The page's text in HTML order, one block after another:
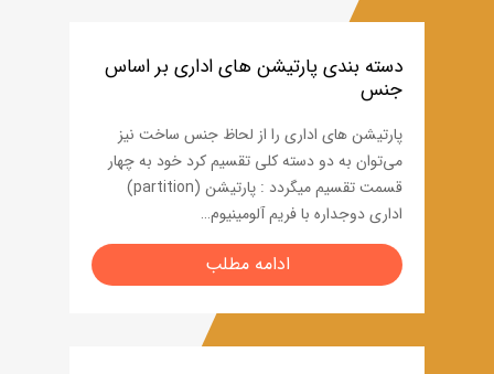
دسته بندی پارتیشن های اداری بر اساس
جنس
پارتیشن های اداری را از لحاظ جنس ساخت نیز
می‌توان به دو دسته کلی تقسیم کرد خود به چهار
قسمت تقسیم میگردد : پارتیشن (partition)
اداری دوجداره با فریم آلومینیوم…
ادامه مطلب